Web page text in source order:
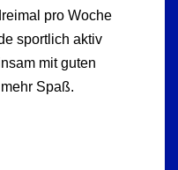
pro Woche
sportlich aktiv
mit guten
Spaß.